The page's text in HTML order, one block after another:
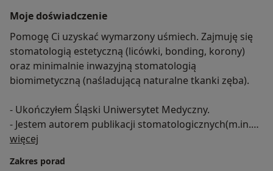
Moje doświadczenie
Pomogę Ci uzyskać wymarzony uśmiech. Zajmuję się
stomatologią estetyczną (licówki, bonding, korony)
oraz minimalnie inwazyjną stomatologią
biomimetyczną (naśladującą naturalne tkanki zęba).
- Ukończyłem Śląski Uniwersytet Medyczny.
- Jestem autorem publikacji stomatologicznych(m.in.
Dental Tribune, Magazyn Stomtologiczny)
zagadnieniach takich jak stomatologia estetyczna,
więcej
Zakres porad